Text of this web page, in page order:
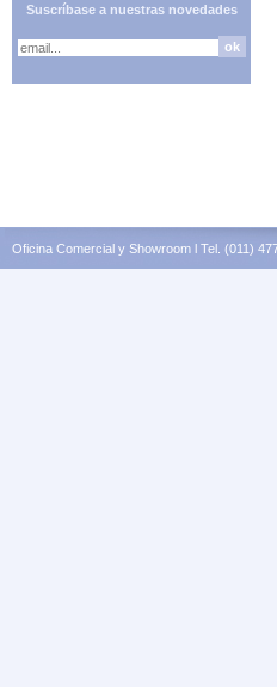
Suscríbase a nuestras novedades
Oficina Comercial y Showroom l Tel. (011)